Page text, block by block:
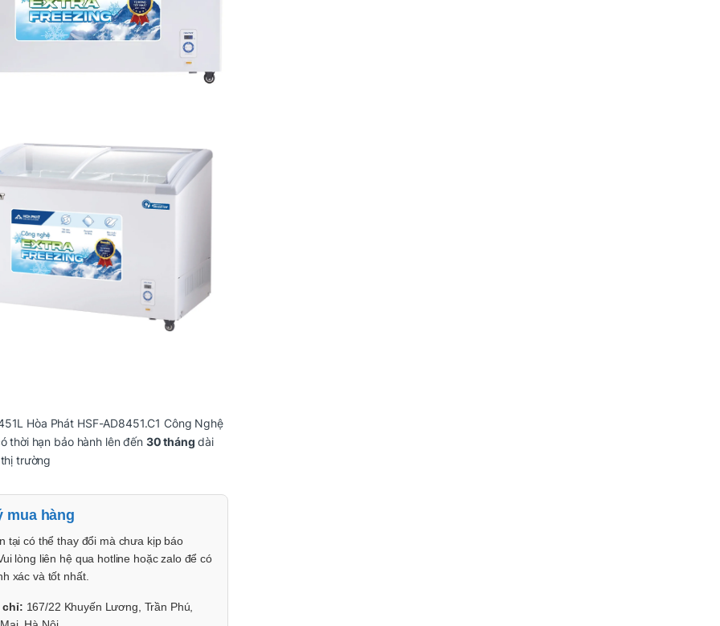
Hòa Phát HSF-AD8451.C1 Công Nghệ
thời hạn bảo hành lên đến 30 tháng dài
trường
mua hàng
tại có thể thay đổi mà chưa kịp báo
lòng liên hệ qua hotline hoặc zalo để có
xác và tốt nhất.
chỉ: 167/22 Khuyến Lương, Trần Phú,